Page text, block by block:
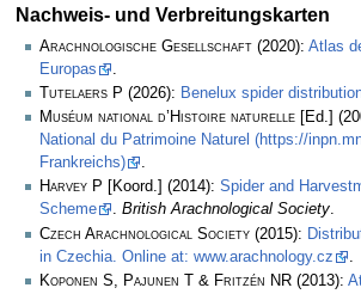
Nachweis- und Verbreitungskarten
Arachnologische Gesellschaft (2020): Atlas
Europas
Tutelaers P (2026): Benelux spider
Muséum national d’Histoire naturelle [Ed.]
National du Patrimoine Naturel (https://
Frankreichs)
.
Harvey P [Koord.] (2014): Spider and
Scheme
. British Arachnological Society.
Czech Arachnological Society (2015):
in Czechia. Online at: www.arachnology.cz
Koponen S, Pajunen T & Fritzén NR (2013):